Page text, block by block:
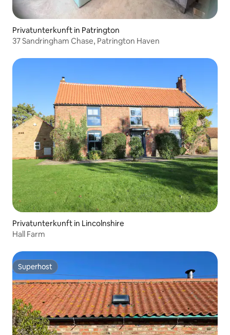
Privatunterkunft in Patrington
37 Sandringham Chase, Patrington Haven
Privatunterkunft in Lincolnshire
Hall Farm
Superhost
Superhost